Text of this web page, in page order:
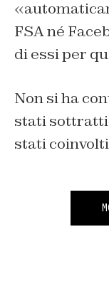
FSA né
di essi per
Non si ha
stati sottratti
stati